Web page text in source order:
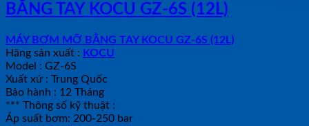
BẰNG TAY KOCU GZ-6S (12L)
MÁY BƠM MỠ BẰNG TAY KOCU GZ-6S (12L)
Hãng sản xuất : KOCU
Model : GZ-6S
Xuất xứ : Trung Quốc
Bảo hành : 12 Tháng
*** Thông số kỹ thuật :
Áp suất bơm: 200-250 bar